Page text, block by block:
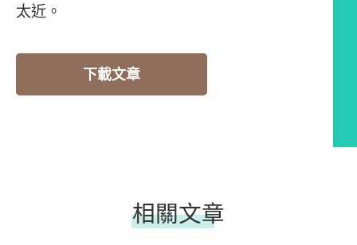
太近。
下載文章
相關文章